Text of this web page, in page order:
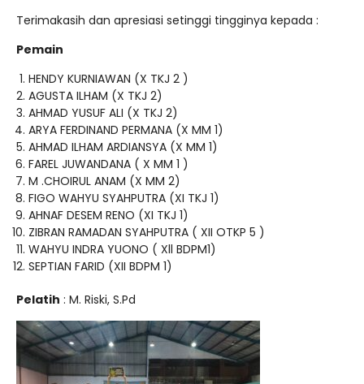
Terimakasih dan apresiasi setinggi tingginya kepada :
Pemain
HENDY KURNIAWAN (X TKJ 2 )
AGUSTA ILHAM (X TKJ 2)
AHMAD YUSUF ALI (X TKJ 2)
ARYA FERDINAND PERMANA (X MM 1)
AHMAD ILHAM ARDIANSYA (X MM 1)
FAREL JUWANDANA ( X MM 1 )
M .CHOIRUL ANAM (X MM 2)
FIGO WAHYU SYAHPUTRA (XI TKJ 1)
AHNAF DESEM RENO (XI TKJ 1)
ZIBRAN RAMADAN SYAHPUTRA ( XII OTKP 5 )
WAHYU INDRA YUONO ( Xll BDPM1)
SEPTIAN FARID (XII BDPM 1)
Pelatih : M. Riski, S.Pd